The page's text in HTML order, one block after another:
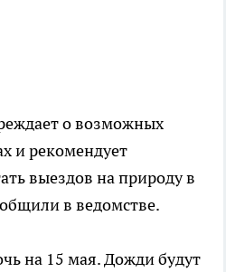
о возможных
и рекомендует
выездов на природу в
в ведомстве.
на 15 мая. Дожди будут